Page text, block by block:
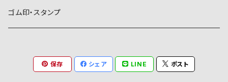
霞
葵
朝顔・夕顔
動物紋
建造物紋
稲妻
植物紋
ゴム印・スタンプ
保存 シェア LINE ポスト